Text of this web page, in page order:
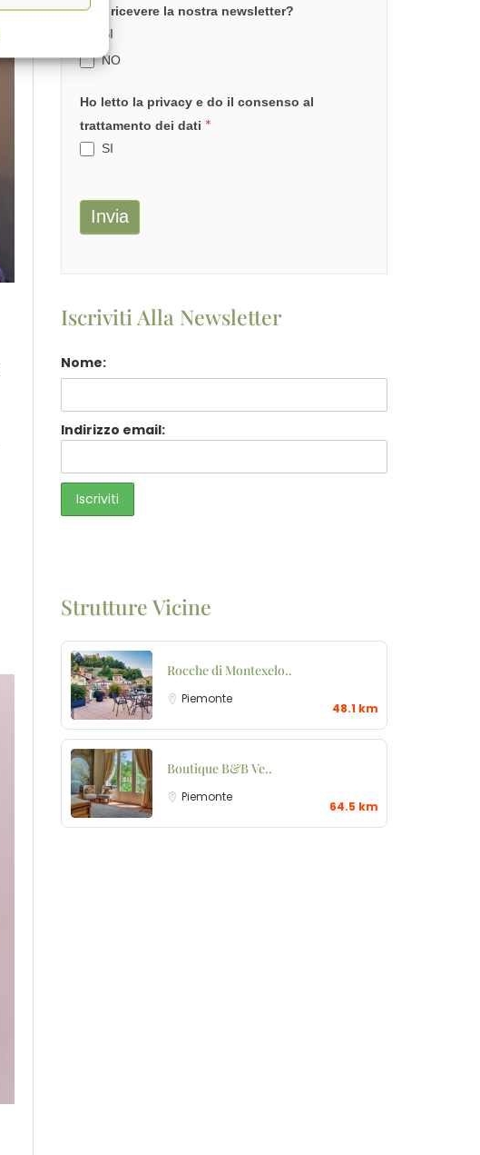
Vuoi ricevere la nostra newsletter?
SI
NO
Ho letto la privacy e do il consenso al
trattamento dei dati *
SI
Invia
Iscriviti Alla Newsletter
Nome:
Indirizzo email:
Strutture Vicine
Rocche di Montexelo..
Piemonte
48.1 km
Boutique B&B Ve..
Piemonte
64.5 km